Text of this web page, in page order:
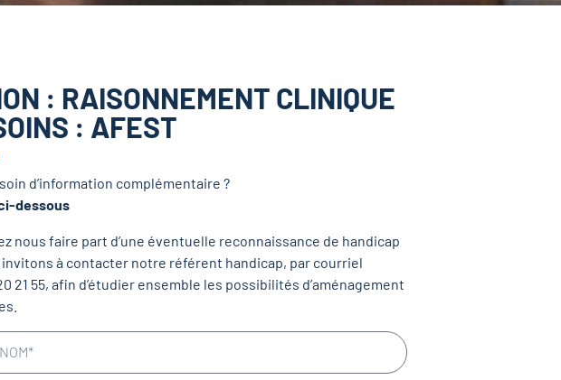
: RAISONNEMENT CLINIQUE
: AFEST
d’information complémentaire ?
dessous
nous faire part d’une éventuelle reconnaissance de handicap
à contacter notre référent handicap, par courriel
21 55, afin d’étudier ensemble les possibilités d’aménagement